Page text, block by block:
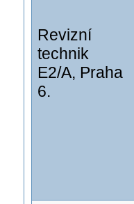
Revizní
technik
E2/A, Praha
6.